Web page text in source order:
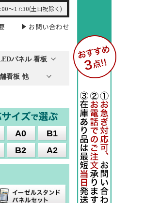
～17:30(土日祝除く)
お問い合わせ
パネル 看板
看板 他